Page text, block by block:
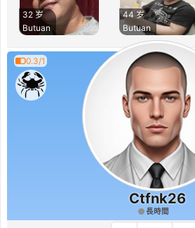
32 岁
Butuan
44 岁
Butuan
0.3/1
Ctfnk26
長時間